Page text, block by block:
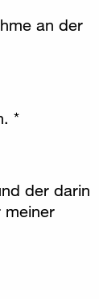
an der
*
der darin
meiner